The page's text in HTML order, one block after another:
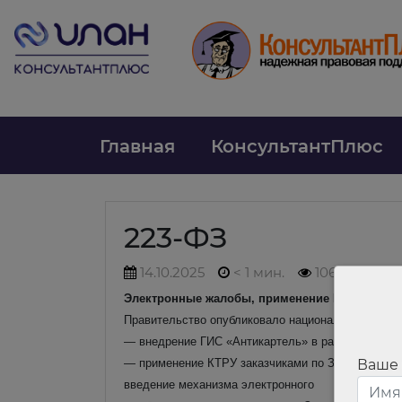
Главная КонсультантПлюс
223-ФЗ
14.10.2025 < 1 мин. 106
Электронные жалобы, применение КТРУ
Правительство опубликовало национальный
— внедрение ГИС «Антикартель» в работу
— применение КТРУ заказчиками по Закону N
введение механизма электронного
Ваше